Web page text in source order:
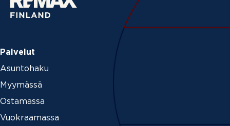
Palvelut
Asuntohaku
Myymässä
Ostamassa
Vuokraamassa